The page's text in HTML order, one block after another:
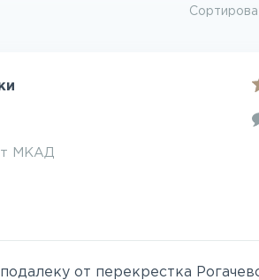
МКАД
от перекрестка